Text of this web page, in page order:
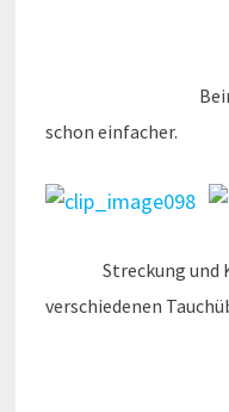
Beim
schon einfacher.
Streckung und
verschiedenen